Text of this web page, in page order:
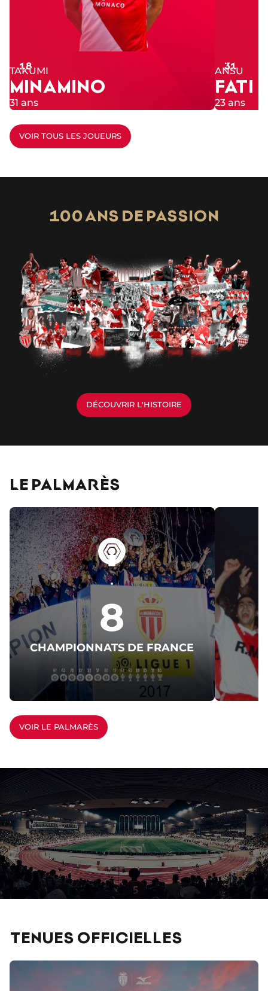
TAKUMI
MINAMINO
Numéro
18
31 ans
ANSU
FATI
Numéro
31
23 ans
VOIR TOUS LES JOUEURS
100 ANS DE PASSION
DÉCOUVRIR L'HISTOIRE
LE PALMARÈS
8
CHAMPIONNATS DE FRANCE
VOIR LE PALMARÈS
TENUES OFFICIELLES